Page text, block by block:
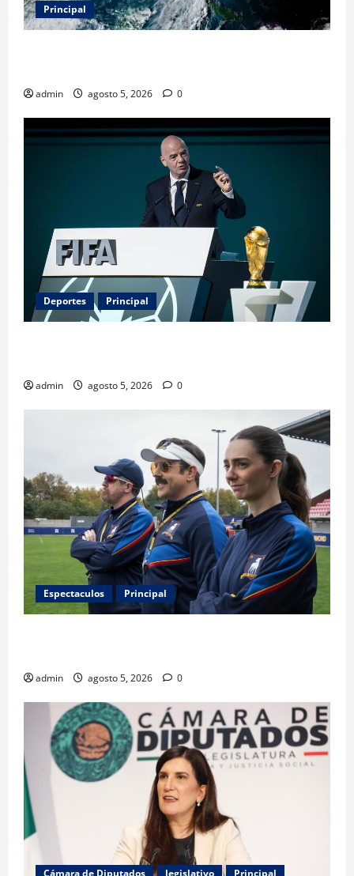
Principal
admin agosto 5, 2026 0
Deportes Principal
admin agosto 5, 2026 0
Espectaculos Principal
admin agosto 5, 2026 0
Cámara de Diputados legislativo Principal